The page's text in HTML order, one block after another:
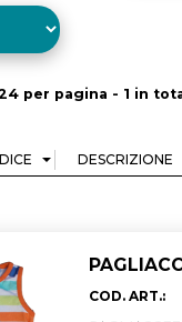
per pagina - 1 in
COD. ART.: